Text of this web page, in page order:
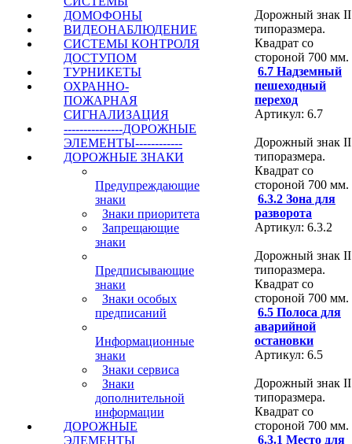
ДОМОФОНЫ
ВИДЕОНАБЛЮДЕНИЕ
СИСТЕМЫ КОНТРОЛЯ
ДОСТУПОМ
ТУРНИКЕТЫ
ОХРАННО-
ПОЖАРНАЯ
СИГНАЛИЗАЦИЯ
---------------ДОРОЖНЫЕ
ЭЛЕМЕНТЫ------------
ДОРОЖНЫЕ ЗНАКИ
Предупреждающие
знаки
Знаки приоритета
Запрещающие
знаки
Предписывающие
знаки
Знаки особых
предписаний
Информационные
знаки
Знаки сервиса
Знаки
дополнительной
информации
ДОРОЖНЫЕ
ЭЛЕМЕНТЫ
Дорожный знак II
типоразмера.
Квадрат со
стороной 700 мм.
6.7 Надземный
пешеходный
переход
Артикул: 6.7
Дорожный знак II
типоразмера.
Квадрат со
стороной 700 мм.
6.3.2 Зона для
разворота
Артикул: 6.3.2
Дорожный знак II
типоразмера.
Квадрат со
стороной 700 мм.
6.5 Полоса для
аварийной
остановки
Артикул: 6.5
Дорожный знак II
типоразмера.
Квадрат со
стороной 700 мм.
6.3.1 Место для